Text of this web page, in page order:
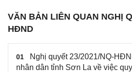
VĂN BẢN LIÊN QUAN NGHỊ
HĐND
01
Nghị quyết 23/2021/NQ-
nhân dân tỉnh Sơn La về việc